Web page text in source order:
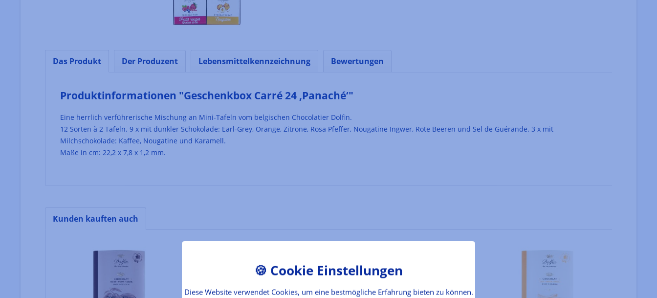
Das Produkt Der Produzent Lebensmittelkennzeichnung Bewertungen
Produktinformationen "Geschenkbox Carré 24 ,Panaché‘"
Eine herrlich verführerische Mischung an Mini-Tafeln vom belgischen Chocolatier Dolfin.
12 Sorten à 2 Tafeln. 9 x mit dunkler Schokolade: Earl-Grey, Orange, Zitrone, Rosa Pfeffer, Nougatine Ingwer, Rote Beeren und Sel de Guérande. 3 x mit
Milchschokolade: Kaffee, Nougatine und Karamell.
Maße in cm: 22,2 x 7,8 x 1,2 mm.
Kunden kauften auch
Diese Website verwendet Cookies, um eine bestmögliche Erfahrung bieten zu können.